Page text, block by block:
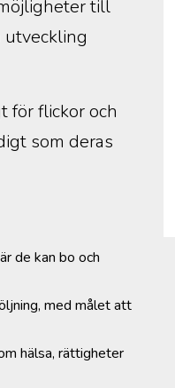
till
för flickor och
som deras
de kan bo och
med målet att
hälsa, rättigheter